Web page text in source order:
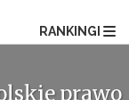
RANKINGI
prawo